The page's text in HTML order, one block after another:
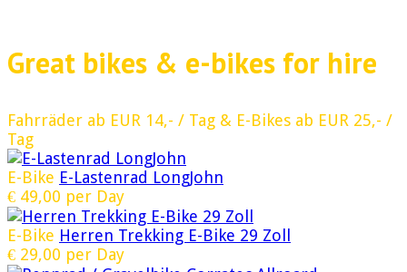
Great bikes & e-bikes for hire
Fahrräder ab EUR 14,- / Tag & E-Bikes ab EUR 25,- /
Tag
E-Bike E-Lastenrad LongJohn
€ 49,00 per Day
E-Bike Herren Trekking E-Bike 29 Zoll
€ 29,00 per Day